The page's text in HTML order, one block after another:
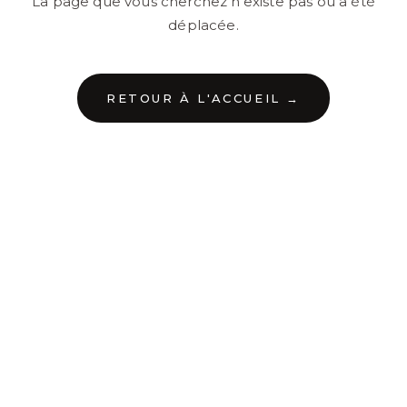
déplacée.
RETOUR À L'ACCUEIL →